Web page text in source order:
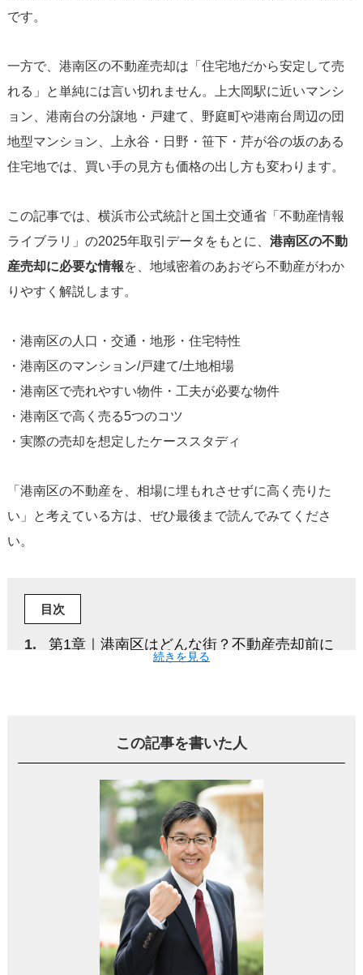
です。
一方で、港南区の不動産売却は「住宅地だから安定して売
れる」と単純には言い切れません。上大岡駅に近いマンシ
ョン、港南台の分譲地・戸建て、野庭町や港南台周辺の団
地型マンション、上永谷・日野・笹下・芹が谷の坂のある
住宅地では、買い手の見方も価格の出し方も変わります。
この記事では、横浜市公式統計と国土交通省「不動産情報
ライブラリ」の2025年取引データをもとに、 港南区の不動
産売却に必要な情報を、地域密着のあおぞら不動産がわか
りやすく解説します。
・港南区の人口・交通・地形・住宅特性
・港南区のマンション/戸建て/土地相場
・港南区で売れやすい物件・工夫が必要な物件
・港南区で高く売る5つのコツ
・実際の売却を想定したケーススタディ
「港南区の不動産を、相場に埋もれさせずに高く売りた
い」と考えている方は、ぜひ最後まで読んでみてくださ
い。
目次
第1章｜港南区はどんな街？不動産売却前に
夫が必要な物件」
第4章｜港南区で不動産を高く売る5つのコ
第5章｜港南区での不動産売却事例（ケース
第6章｜港南区の不動産売却でよくある質問
続きを見る
この記事を書いた人